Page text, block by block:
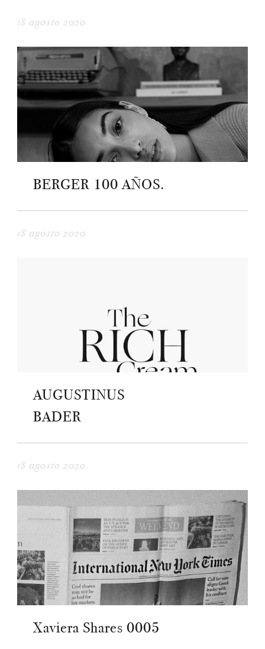
18 agosto 2020
BERGER 100 AÑOS.
18 agosto 2020
AUGUSTINUS
BADER
18 agosto 2020
Xaviera Shares 0005